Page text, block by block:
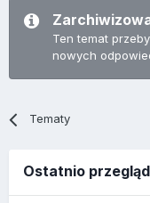
Ten temat
nowych
Tematy
Ostatnio